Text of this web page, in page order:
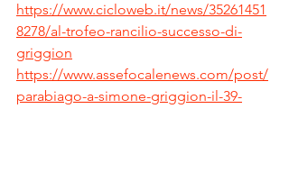
https://www.cicloweb.it/news/35261451
8278/al-trofeo-rancilio-successo-di-
griggion
https://www.assefocalenews.com/post/
parabiago-a-simone-griggion-il-39-